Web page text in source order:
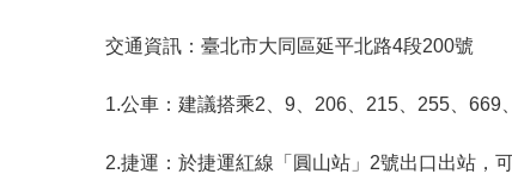
交通資訊：臺北市大同區延平北路4段200號
1.公車：建議搭乘2、9、206、215、255、669
2.捷運：於捷運紅線「圓山站」2號出口出站，